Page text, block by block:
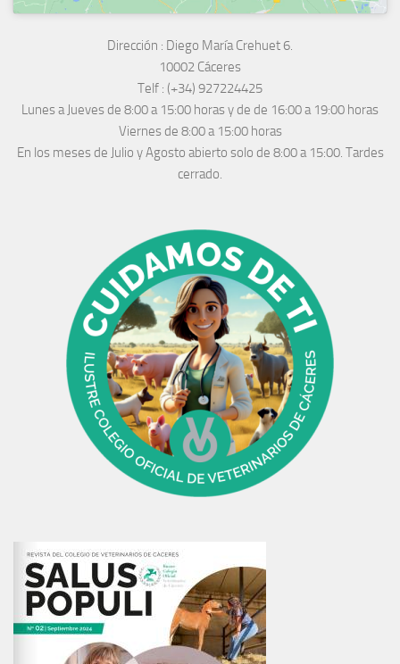
Dirección : Diego María Crehuet 6.
10002 Cáceres
Telf : (+34) 927224425
Lunes a Jueves de 8:00 a 15:00 horas y de de 16:00 a 19:00 horas
Viernes de 8:00 a 15:00 horas
En los meses de Julio y Agosto abierto solo de 8:00 a 15:00. Tardes
cerrado.